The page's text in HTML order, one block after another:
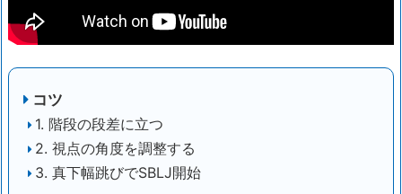
コツ
1. 階段の段差に立つ
2. 視点の角度を調整する
3. 真下幅跳びでSBLJ開始